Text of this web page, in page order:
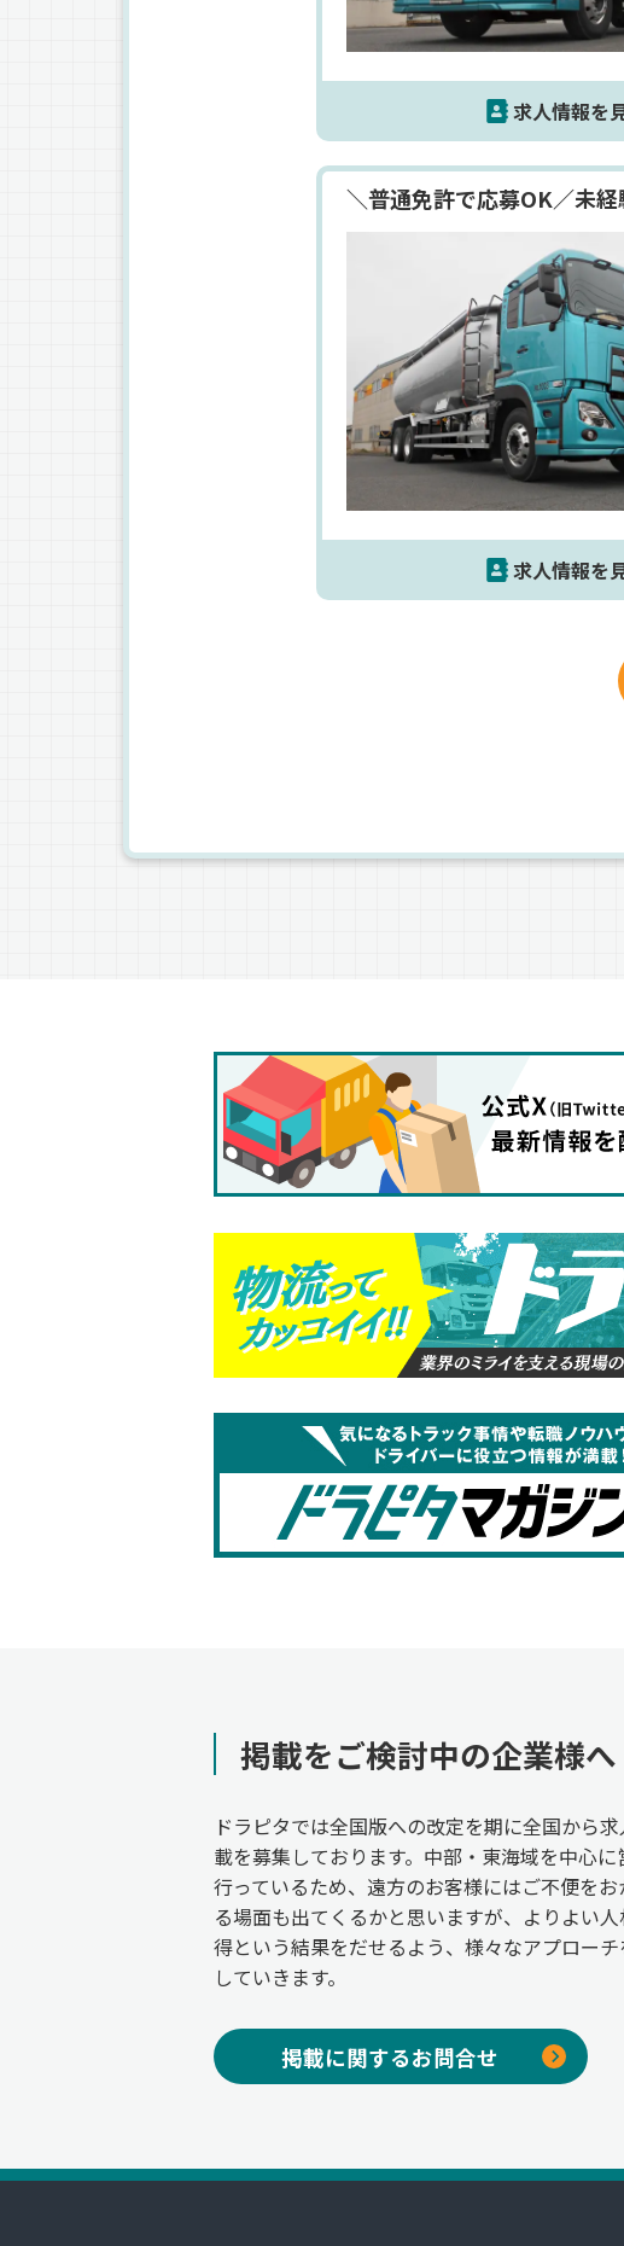
求人情報を
＼普通免許で応募OK／未
求人情報を
掲載をご検討中の企業様へ
ドラピタでは全国版への改定を期に全国から
載を募集しております。中部・東海域を中心に
行っているため、遠方のお客様にはご不便をお
る場面も出てくるかと思いますが、よりよい
得という結果をだせるよう、様々なアプロー
していきます。
掲載に関するお問合せ